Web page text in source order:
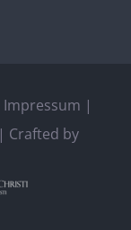
Impressum |
| Crafted by